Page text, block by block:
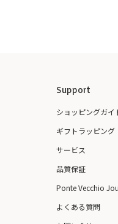
Support
ショッピングガイ
ギフトラッピング
サービス
品質保証
Ponte Vecchio
よくある質問